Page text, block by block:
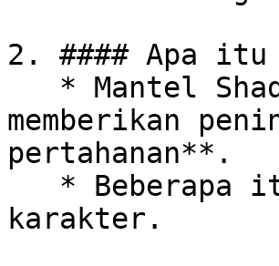
2. #### Apa itu
memberikan
pertahanan**.